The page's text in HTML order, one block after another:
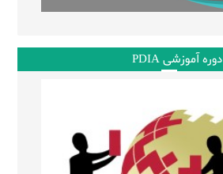
دوره آموزشی PDIA